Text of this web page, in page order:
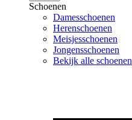
Schoenen
Damesschoenen
Herenschoenen
Meisjesschoenen
Jongensschoenen
Bekijk alle schoenen